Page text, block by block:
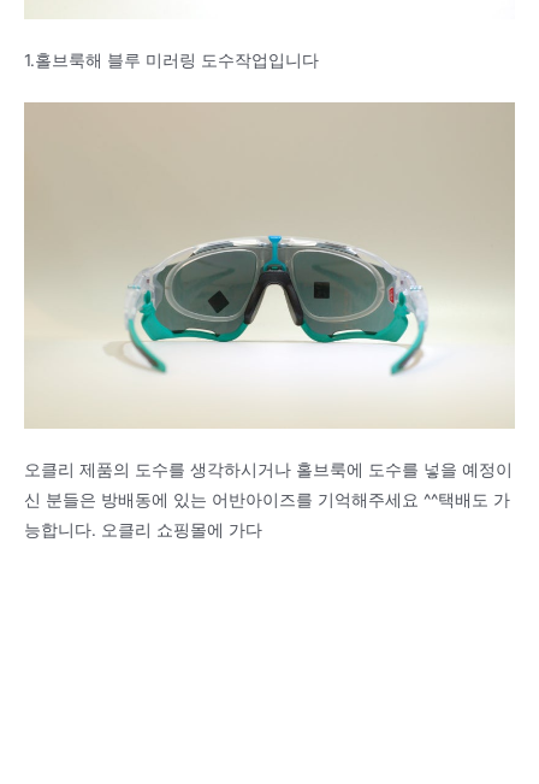
1.홀브룩해 블루 미러링 도수작업입니다
오클리 제품의 도수를 생각하시거나 홀브룩에 도수를 넣을 예정이
신 분들은 방배동에 있는 어반아이즈를 기억해주세요 ^^택배도 가
능합니다. 오클리 쇼핑몰에 가다